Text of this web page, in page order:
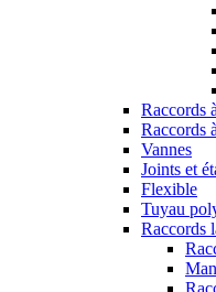
Raccords
Raccords
Vannes
Joints et
Flexible
Tuyau
Raccords